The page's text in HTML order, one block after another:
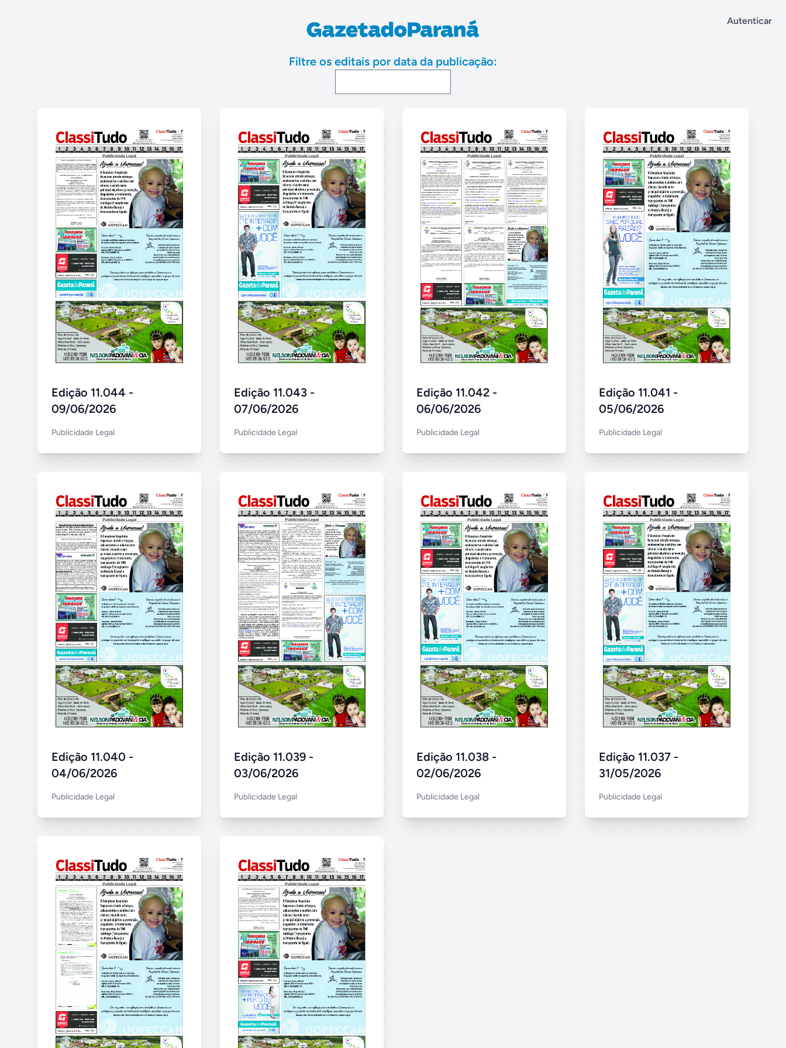
Autenticar
Filtre os editais por data da publicação:
Edição 11.044 -
09/06/2026
Publicidade Legal
Edição 11.043 -
07/06/2026
Publicidade Legal
Edição 11.042 -
06/06/2026
Publicidade Legal
Edição 11.041 -
05/06/2026
Publicidade Legal
Edição 11.040 -
04/06/2026
Publicidade Legal
Edição 11.039 -
03/06/2026
Publicidade Legal
Edição 11.038 -
02/06/2026
Publicidade Legal
Edição 11.037 -
31/05/2026
Publicidade Legal